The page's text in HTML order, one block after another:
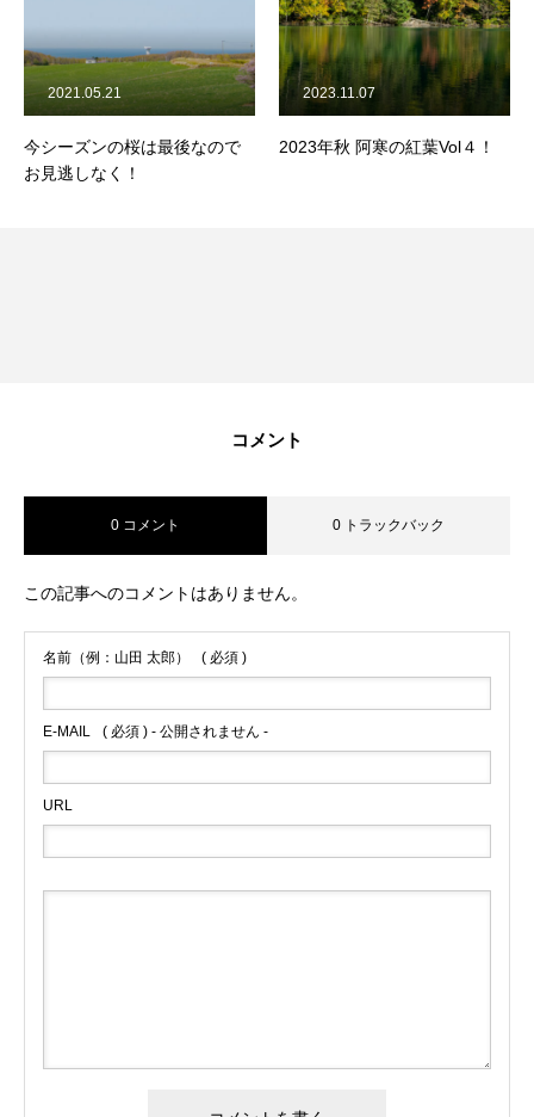
今シーズンの桜は最後なので
お見逃しなく！
2021.05.21
2023年秋 阿寒の紅葉Vol４！
2023.11.07
コメント
0 コメント 0 トラックバック
この記事へのコメントはありません。
名前（例：山田 太郎） ( 必須 )
E-MAIL ( 必須 ) - 公開されません -
URL